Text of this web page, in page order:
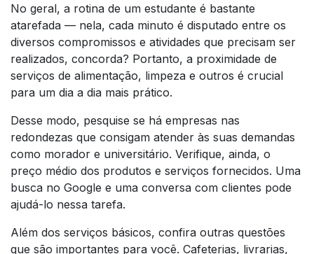
No geral, a rotina de um estudante é bastante
atarefada — nela, cada minuto é disputado entre os
diversos compromissos e atividades que precisam ser
realizados, concorda? Portanto, a proximidade de
serviços de alimentação, limpeza e outros é crucial
para um dia a dia mais prático.
Desse modo, pesquise se há empresas nas
redondezas que consigam atender às suas demandas
como morador e universitário. Verifique, ainda, o
preço médio dos produtos e serviços fornecidos. Uma
busca no Google e uma conversa com clientes pode
ajudá-lo nessa tarefa.
Além dos serviços básicos, confira outras questões
que são importantes para você. Cafeterias, livrarias,